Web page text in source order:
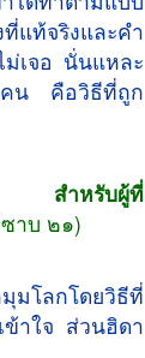
แท้จริงและคำ
เจอ นั่นแหละ
คน คือวิธีที่ถูก
ล้ว สำหรับผู้ที่
าบ ๒๑)
มโลกโดยวิธีที่
าใจ ส่วนฮิดา